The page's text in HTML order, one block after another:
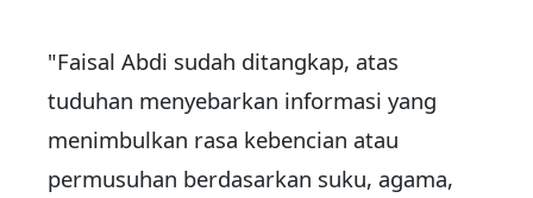
"Faisal Abdi sudah ditangkap, atas
tuduhan menyebarkan informasi yang
menimbulkan rasa kebencian atau
permusuhan berdasarkan suku, agama,